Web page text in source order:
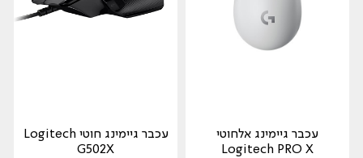
עכבר גיימינג אלחוטי
Logitech PRO X
עכבר גיימינג חוטי Logitech
G502X